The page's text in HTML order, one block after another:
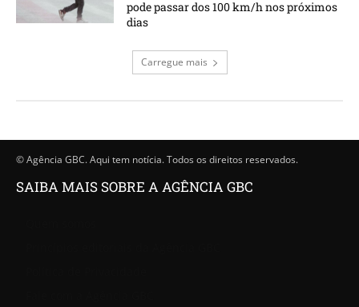
pode passar dos 100 km/h nos próximos
dias
Carregue mais
© Agência GBC. Aqui tem notícia. Todos os direitos reservados.
SAIBA MAIS SOBRE A AGÊNCIA GBC